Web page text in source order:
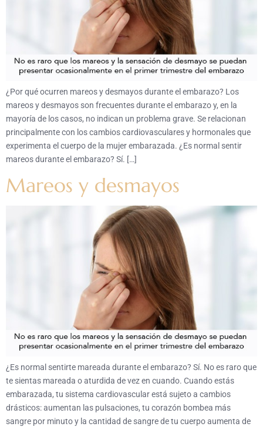
¿Por qué ocurren mareos y desmayos durante el embarazo? Los
mareos y desmayos son frecuentes durante el embarazo y, en la
mayoría de los casos, no indican un problema grave. Se relacionan
principalmente con los cambios cardiovasculares y hormonales que
experimenta el cuerpo de la mujer embarazada. ¿Es normal sentir
mareos durante el embarazo? Sí. […]
Mareos y desmayos
¿Es normal sentirte mareada durante el embarazo? Sí. No es raro que
te sientas mareada o aturdida de vez en cuando. Cuando estás
embarazada, tu sistema cardiovascular está sujeto a cambios
drásticos: aumentan las pulsaciones, tu corazón bombea más
sangre por minuto y la cantidad de sangre de tu cuerpo aumenta de